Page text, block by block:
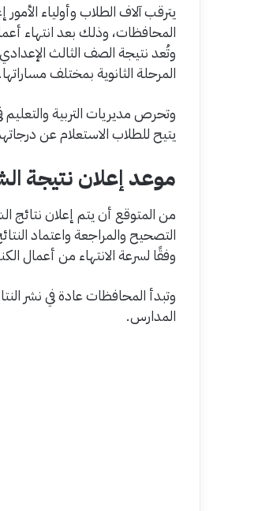
المحافظات، وذلك بعد انتهاء
وتُعد نتيجة الصف الثالث
المرحلة الثانوية بمختلف مساراتها.
وتحرص مديريات التربية
يتيح للطلاب الاستعلام عن
موعد إعلان نتيجة
التصحيح والمراجعة واعتماد
وفقًا لسرعة الانتهاء من أعمال
وتبدأ المحافظات عادة في نشر
المدارس.